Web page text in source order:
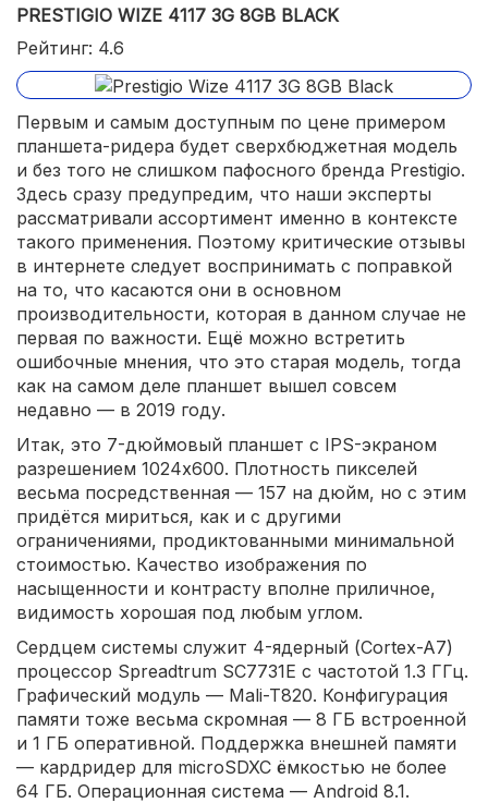
PRESTIGIO WIZE 4117 3G 8GB BLACK
Рейтинг: 4.6
Первым и самым доступным по цене примером
планшета-ридера будет сверхбюджетная модель
и без того не слишком пафосного бренда Prestigio.
Здесь сразу предупредим, что наши эксперты
рассматривали ассортимент именно в контексте
такого применения. Поэтому критические отзывы
в интернете следует воспринимать с поправкой
на то, что касаются они в основном
производительности, которая в данном случае не
первая по важности. Ещё можно встретить
ошибочные мнения, что это старая модель, тогда
как на самом деле планшет вышел совсем
недавно — в 2019 году.
Итак, это 7-дюймовый планшет с IPS-экраном
разрешением 1024x600. Плотность пикселей
весьма посредственная — 157 на дюйм, но с этим
придётся мириться, как и с другими
ограничениями, продиктованными минимальной
стоимостью. Качество изображения по
насыщенности и контрасту вполне приличное,
видимость хорошая под любым углом.
Сердцем системы служит 4-ядерный (Cortex-A7)
процессор Spreadtrum SC7731E с частотой 1.3 ГГц.
Графический модуль — Mali-T820. Конфигурация
памяти тоже весьма скромная — 8 ГБ встроенной
и 1 ГБ оперативной. Поддержка внешней памяти
— кардридер для microSDXC ёмкостью не более
64 ГБ. Операционная система — Android 8.1.